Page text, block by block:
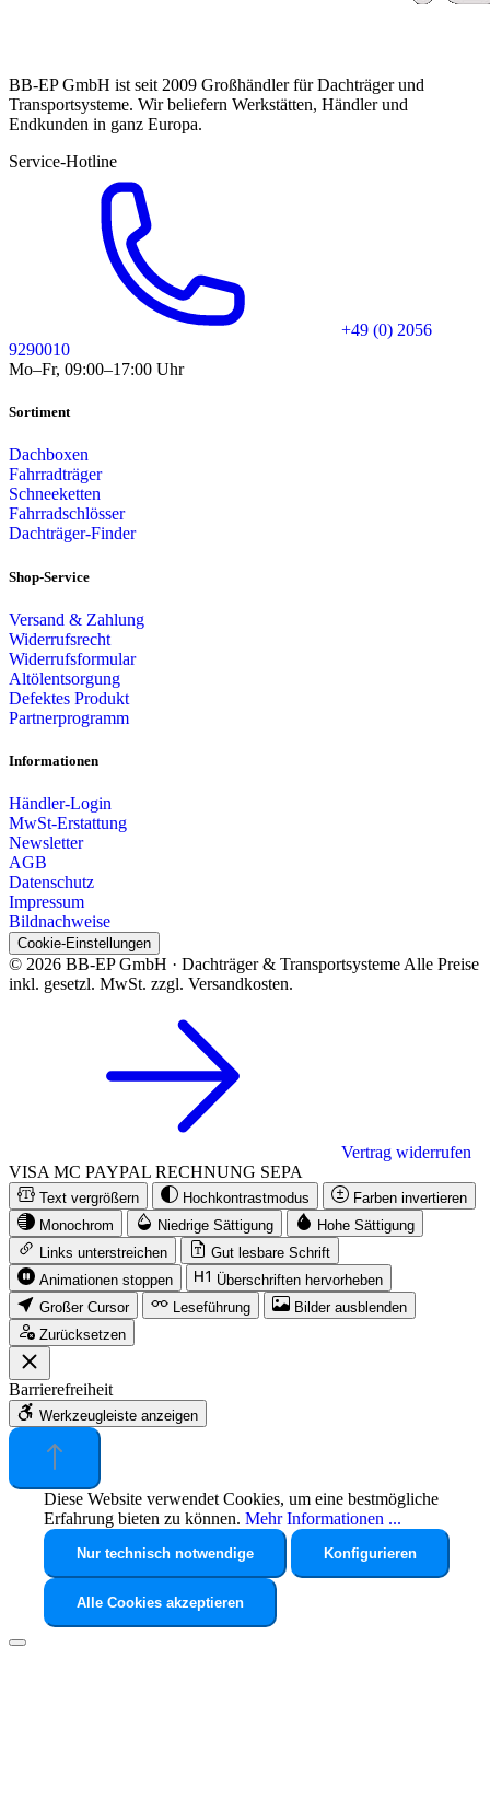
BB-EP GmbH ist seit 2009 Großhändler für Dachträger und
Transportsysteme. Wir beliefern Werkstätten, Händler und
Endkunden in ganz Europa.
Service-Hotline
+49 (0) 2056
9290010
Mo–Fr, 09:00–17:00 Uhr
Sortiment
Dachboxen
Fahrradträger
Schneeketten
Fahrradschlösser
Dachträger-Finder
Shop-Service
Versand & Zahlung
Widerrufsrecht
Widerrufsformular
Altölentsorgung
Defektes Produkt
Partnerprogramm
Informationen
Händler-Login
MwSt-Erstattung
Newsletter
AGB
Datenschutz
Impressum
Bildnachweise
Cookie-Einstellungen
© 2026 BB-EP GmbH · Dachträger & Transportsysteme Alle Preise
inkl. gesetzl. MwSt. zzgl. Versandkosten.
Vertrag widerrufen
VISA MC PAYPAL RECHNUNG SEPA
Text vergrößern Hochkontrastmodus
Farben invertieren
Monochrom
Niedrige Sättigung
Hohe Sättigung
Links unterstreichen
Gut lesbare Schrift
Animationen stoppen
Überschriften hervorheben
Großer Cursor
Leseführung
Bilder ausblenden
Zurücksetzen
Barrierefreiheit
Werkzeugleiste anzeigen
Diese Website verwendet Cookies, um eine bestmögliche
Erfahrung bieten zu können. Mehr Informationen ...
Nur technisch notwendige Konfigurieren
Alle Cookies akzeptieren